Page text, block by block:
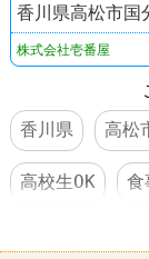
香川県高松市
株式会社壱番屋
香川県
高松
高校生OK 食